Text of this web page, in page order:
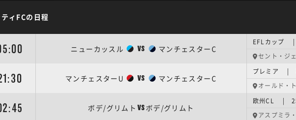
ィFCの日程
ニューカッスル VS マンチェスターC
EFLカップ
セント・ジ
マンチェスターU VS マンチェスターC
プレミア |
オールド・
ボデ/グリムト VS ボデ/グリムト
欧州CL | 25-
アスプミラ